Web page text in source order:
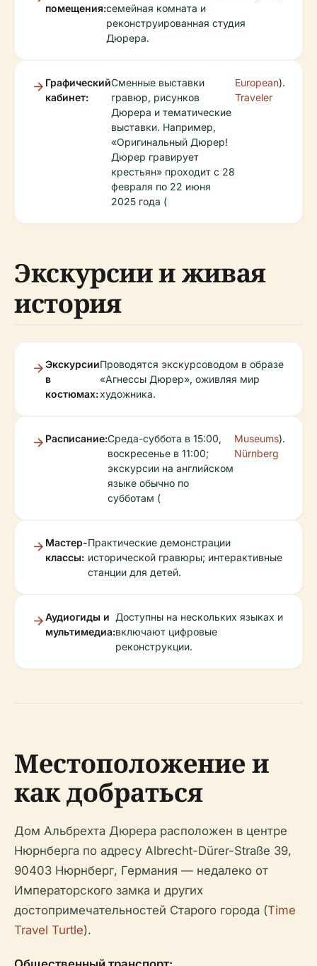
помещения:семейная комната и
реконструированная студия
Дюрера.
Графический
кабинет:
Сменные выставки
гравюр, рисунков
Дюрера и тематические
выставки. Например,
«Оригинальный Дюрер!
Дюрер гравирует
крестьян» проходит с 28
февраля по 22 июня
2025 года (
European
Traveler
).
Экскурсии и живая
история
Экскурсии
в
костюмах:
Проводятся экскурсоводом в образе
«Агнессы Дюрер», оживляя мир
художника.
Расписание:Среда-суббота в 15:00,
воскресенье в 11:00;
экскурсии на английском
языке обычно по
субботам (
Museums
Nürnberg
).
Мастер-
классы:
Практические демонстрации
исторической гравюры; интерактивные
станции для детей.
Аудиогиды и
мультимедиа:
Доступны на нескольких языках и
включают цифровые
реконструкции.
Местоположение и
как добраться
Дом Альбрехта Дюрера расположен в центре
Нюрнберга по адресу Albrecht-Dürer-Straße 39,
90403 Нюрнберг, Германия — недалеко от
Императорского замка и других
достопримечательностей Старого города (Time
Travel Turtle).